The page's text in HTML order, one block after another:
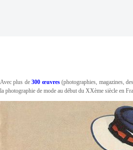
Avec plus de300 œuvres(photographies, magazines,
la photographie de mode au début du XXème siècle en